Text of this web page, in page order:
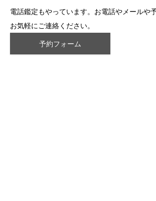
電話鑑定もやっています。お電話やメールや
お気軽にご連絡ください。
予約フォーム